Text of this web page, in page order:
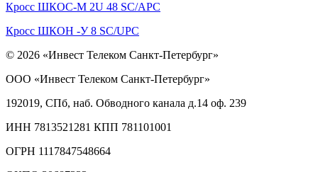
Кросс ШКОС-М 2U 48 SC/APC
Кросс ШКОН -У 8 SC/UPC
© 2026 «Инвест Телеком Санкт-Петербург»
ООО «Инвест Телеком Санкт-Петербург»
192019, СПб, наб. Обводного канала д.14 оф. 239
ИНН 7813521281 КПП 781101001
ОГРН 1117847548664